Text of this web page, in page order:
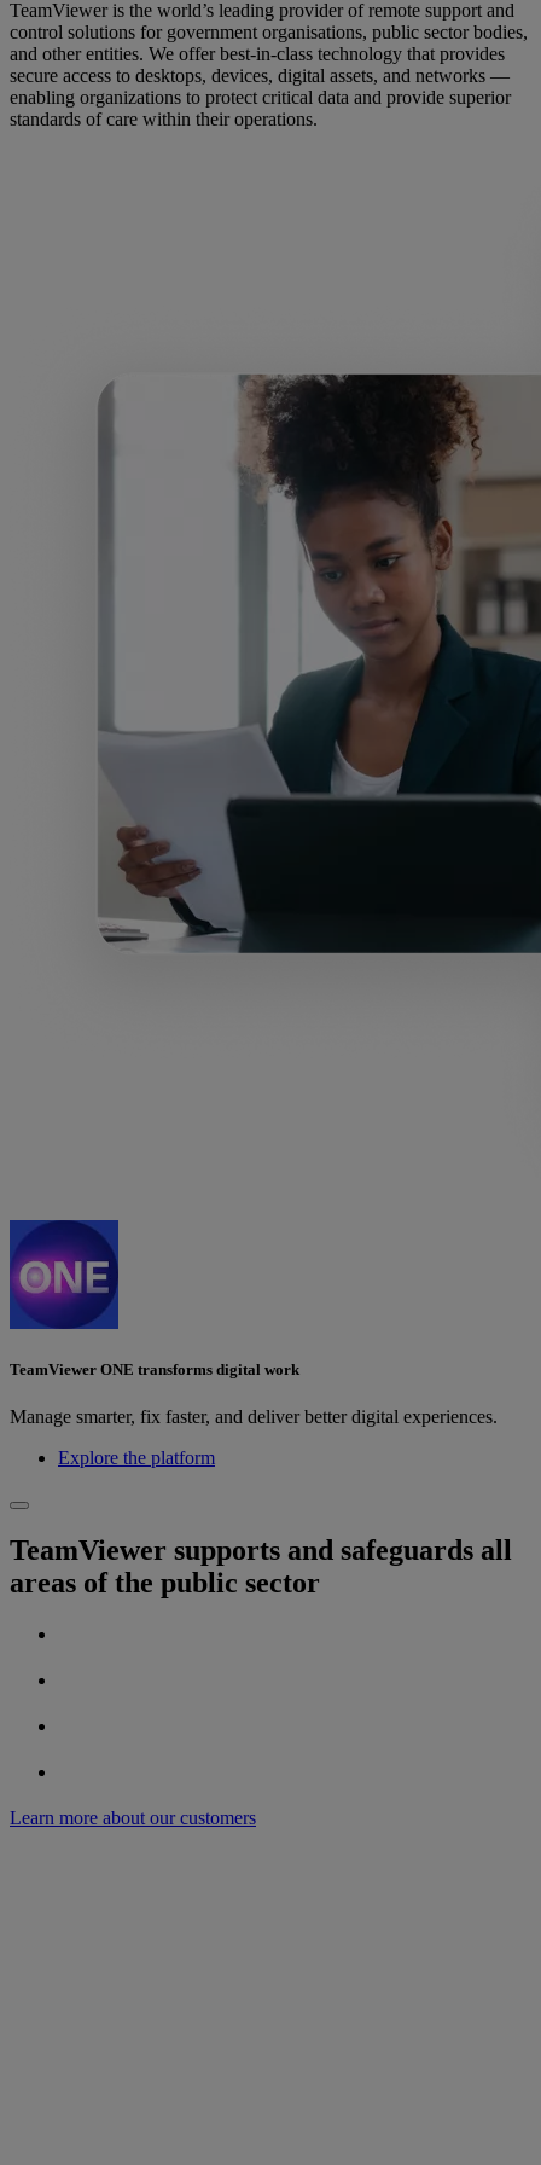
TeamViewer is the world’s leading provider of remote support and
control solutions for government organisations, public sector bodies,
and other entities. We offer best-in-class technology that provides
secure access to desktops, devices, digital assets, and networks —
enabling organizations to protect critical data and provide superior
standards of care within their operations.
TeamViewer ONE transforms digital work
Manage smarter, fix faster, and deliver better digital experiences.
Explore the platform
TeamViewer supports and safeguards all
areas of the public sector
Learn more about our customers